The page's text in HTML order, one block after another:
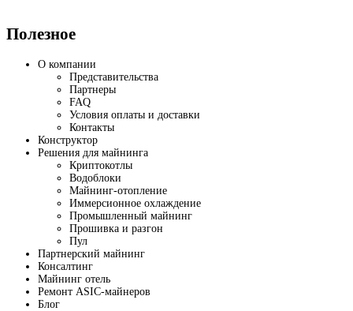
Полезное
О компании
Представительства
Партнеры
FAQ
Условия оплаты и доставки
Контакты
Конструктор
Решения для майнинга
Криптокотлы
Водоблоки
Майнинг-отопление
Иммерсионное охлаждение
Промышленный майнинг
Прошивка и разгон
Пул
Партнерский майнинг
Консалтинг
Майнинг отель
Ремонт ASIC-майнеров
Блог